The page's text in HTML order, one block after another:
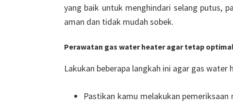
yang baik untuk menghindari selang putus,
aman dan tidak mudah sobek.
Perawatan gas water heater agar tetap
Lakukan beberapa langkah ini agar gas
Pastikan kamu melakukan